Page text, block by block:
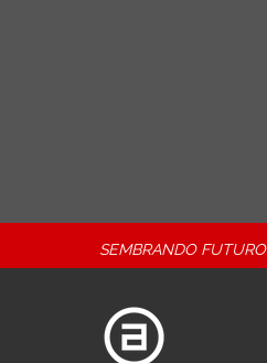
SEMBRANDO FUTURO